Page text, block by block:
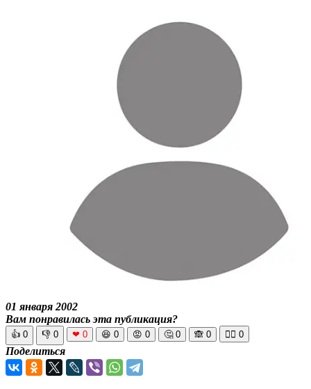
01 января 2002
Вам понравилась эта публикация?
👍 0 👎 0 ❤ 0 😆 0 😡 0 🤔 0 🙈 0 🧘‍♀️ 0
Поделиться